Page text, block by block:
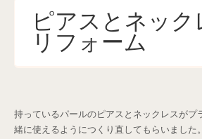
ピアスとネック
リフォーム
持っているパールのピアスとネックレスがプ
緒に使えるようにつくり直してもらいました